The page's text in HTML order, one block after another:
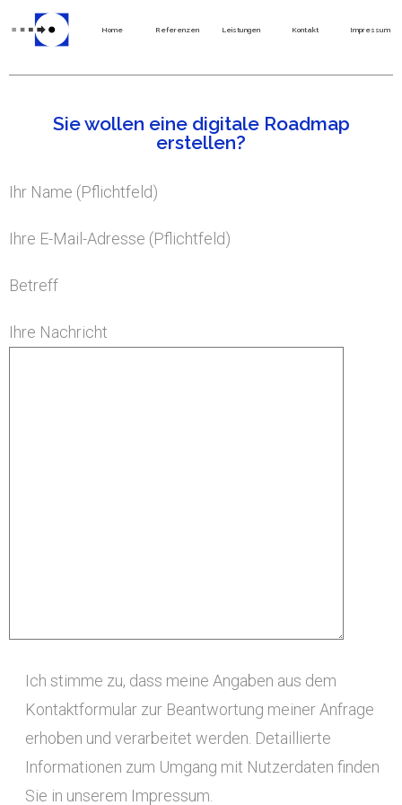
Home Referenzen Leistungen Kontakt Impressum
Sie wollen eine digitale Roadmap
erstellen?
Ihr Name (Pflichtfeld)
Ihre E-Mail-Adresse (Pflichtfeld)
Betreff
Ihre Nachricht
Ich stimme zu, dass meine Angaben aus dem
Kontaktformular zur Beantwortung meiner Anfrage
erhoben und verarbeitet werden. Detaillierte
Informationen zum Umgang mit Nutzerdaten finden
Sie in unserem Impressum.